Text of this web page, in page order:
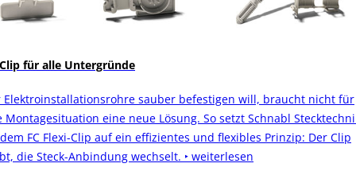
für alle Untergründe
Elektroinstallationsrohre sauber befestigen will, braucht nicht für
Montagesituation eine neue Lösung. So setzt Schnabl
FC Flexi-Clip auf ein effizientes und flexibles Prinzip: Der Clip
die Steck-Anbindung wechselt. ‣ weiterlesen